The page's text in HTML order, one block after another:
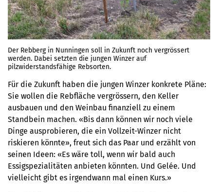
Der Rebberg in Nunningen soll in Zukunft noch vergrössert
werden. Dabei setzten die jungen Winzer auf
pilzwiderstandsfähige Rebsorten.
Für die Zukunft haben die jungen Winzer konkrete Pläne:
Sie wollen die Rebfläche vergrössern, den Keller
ausbauen und den Weinbau finanziell zu einem
Standbein machen. «Bis dann können wir noch viele
Dinge ausprobieren, die ein Vollzeit-Winzer nicht
riskieren könnte», freut sich das Paar und erzählt von
seinen Ideen: «Es wäre toll, wenn wir bald auch
Essigspezialitäten anbieten könnten. Und Gelée. Und
vielleicht gibt es irgendwann mal einen Kurs.»